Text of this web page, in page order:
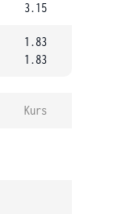
3.15
1.83
1.83
Kurs